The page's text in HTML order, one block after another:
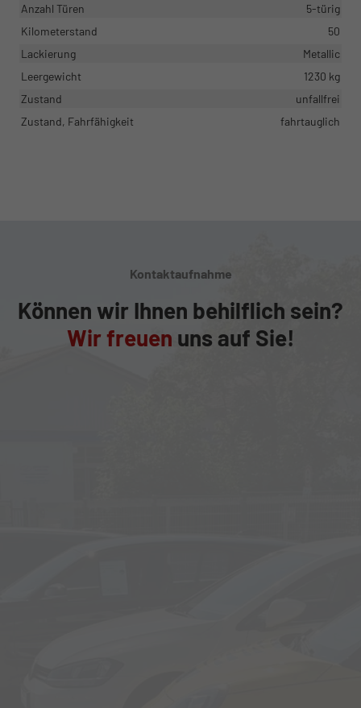
Anzahl Türen
5-türig
Kilometerstand
50
Lackierung
Metallic
Leergewicht
1230 kg
Zustand
unfallfrei
Zustand, Fahrfähigkeit
fahrtauglich
Kontaktaufnahme
Können wir Ihnen behilflich sein?
Wir freuen uns auf Sie!